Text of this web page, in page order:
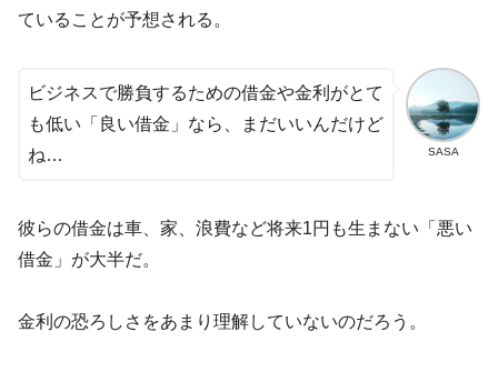
ていることが予想される。
SASA
ビジネスで勝負するための借金や金利がとて
も低い「良い借金」なら、まだいいんだけど
ね…
彼らの借金は車、家、浪費など将来1円も生まない「悪い
借金」が大半だ。
金利の恐ろしさをあまり理解していないのだろう。